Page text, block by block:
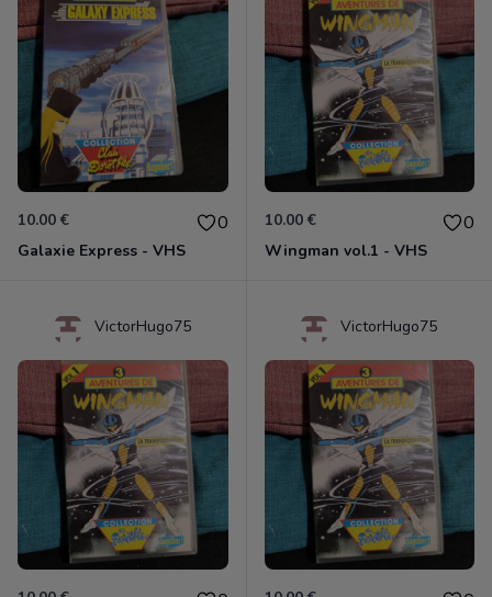
10.00 € 0
Galaxie Express - VHS
10.00 € 0
Wingman vol.1 - VHS
VictorHugo75 VictorHugo75